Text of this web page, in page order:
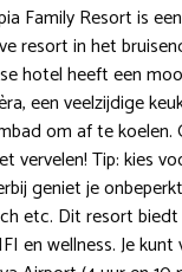
Family Resort is
resort in het
hotel heeft een
een veelzijdige
om af te koelen.
vervelen! Tip: kies
geniet je
etc. Dit resort
en wellness. Je kunt